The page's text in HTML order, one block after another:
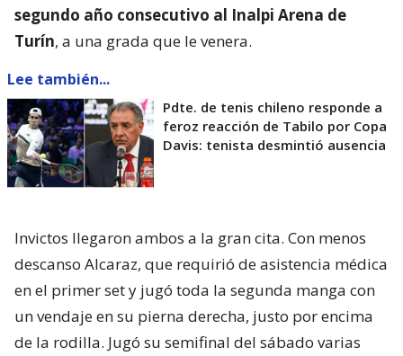
segundo año consecutivo al Inalpi Arena de
Turín, a una grada que le venera.
Lee también...
Pdte. de tenis chileno responde a
feroz reacción de Tabilo por Copa
Davis: tenista desmintió ausencia
Invictos llegaron ambos a la gran cita. Con menos
descanso Alcaraz, que requirió de asistencia médica
en el primer set y jugó toda la segunda manga con
un vendaje en su pierna derecha, justo por encima
de la rodilla. Jugó su semifinal del sábado varias